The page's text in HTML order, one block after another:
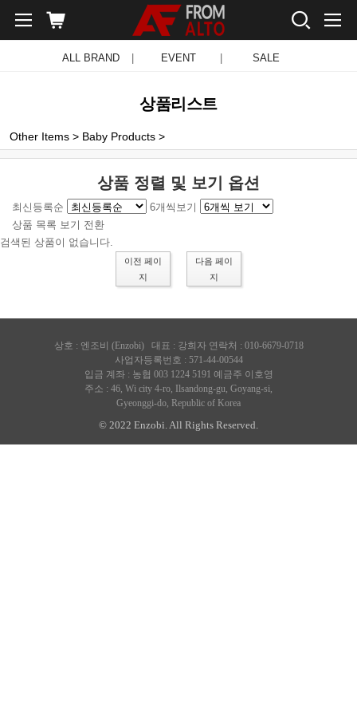
ALL BRAND EVENT SALE
상품리스트
Other Items > Baby Products >
상품 정렬 및 보기 옵션
최신등록순
6개씩보기
상품 목록 보기 전환
검색된 상품이 없습니다.
이전 페이
지
다음 페이
지
상호 : 엔조비 (Enzobi)대표 : 강희자 연락처 : 010-6679-0718
사업자등록번호 : 571-44-00544
입금 계좌 : 농협 003 1224 5191 예금주 이호영
주소 : 46, Wi city 4-ro, Ilsandong-gu, Goyang-si,
Gyeonggi-do, Republic of Korea
© 2022 Enzobi. All Rights Reserved.